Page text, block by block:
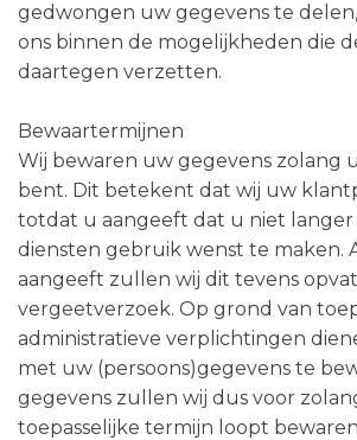
gedwongen uw gegevens te
ons binnen de mogelijkheden die
daartegen verzetten.
Bewaartermijnen
Wij bewaren uw gegevens zolang
bent. Dit betekent dat wij uw
totdat u aangeeft dat u niet langer
diensten gebruik wenst te maken.
aangeeft zullen wij dit tevens
vergeetverzoek. Op grond van
administratieve verplichtingen
met uw (persoons)gegevens te
gegevens zullen wij dus voor
toepasselijke termijn loopt